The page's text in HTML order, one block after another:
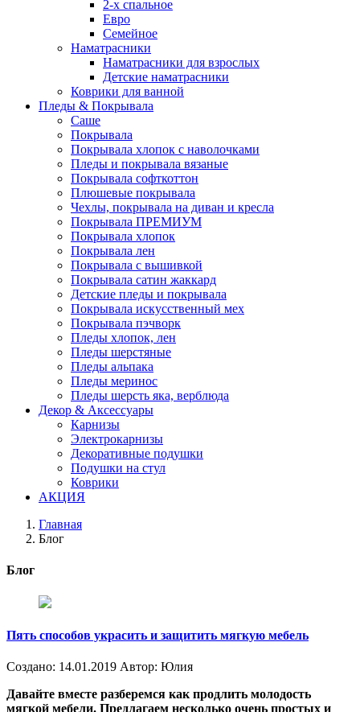
2-х спальное
Евро
Семейное
Наматрасники
Наматрасники для взрослых
Детские наматрасники
Коврики для ванной
Пледы & Покрывала
Саше
Покрывала
Покрывала хлопок с наволочками
Пледы и покрывала вязаные
Покрывала софткоттон
Плюшевые покрывала
Чехлы, покрывала на диван и кресла
Покрывала ПРЕМИУМ
Покрывала хлопок
Покрывала лен
Покрывала с вышивкой
Покрывала сатин жаккард
Детские пледы и покрывала
Покрывала искусственный мех
Покрывала пэчворк
Пледы хлопок, лен
Пледы шерстяные
Пледы альпака
Пледы меринос
Пледы шерсть яка, верблюда
Декор & Аксессуары
Карнизы
Электрокарнизы
Декоративные подушки
Подушки на стул
Коврики
АКЦИЯ
Главная
Блог
Блог
Пять способов украсить и защитить мягкую мебель
Создано: 14.01.2019 Автор: Юлия
Давайте вместе разберемся как продлить молодость
мягкой мебели. Предлагаем несколько очень простых и